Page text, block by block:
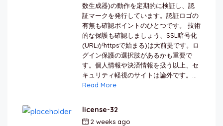
数生成器)の動作を定期的に検証し、認
証マークを発行しています。認証ロゴの
有無も確認ポイントのひとつです。 技術
的な保護も確認しましょう、SSL暗号化
(URLがhttpsで始まる)は大前提です。ロ
グイン保護の選択肢があるかも重要で
す。個人情報や決済情報を扱う以上、セ
キュリティ軽視のサイトは論外です。...
Read More
license-32
2 weeks ago